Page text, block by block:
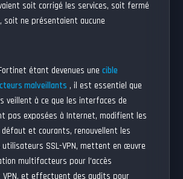
soit corrigé les services, soit fermé
soit ne présentaient aucune
étant devenues unecible
malveillants , il est essentiel que
veillent à ce que les interfaces de
pas exposées à Internet, modifient les
et courants, renouvellent les
SSL-VPN, mettent en œuvre
multifacteurs pour l’accès
et effectuent des audits pour